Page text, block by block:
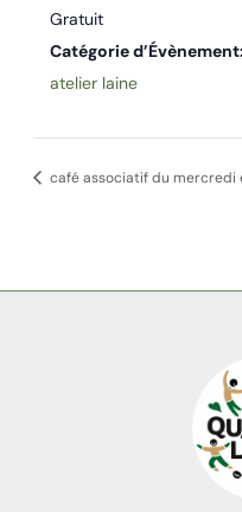
Gratuit
Catégorie d’Évènement:
atelier laine
café associatif du mercredi